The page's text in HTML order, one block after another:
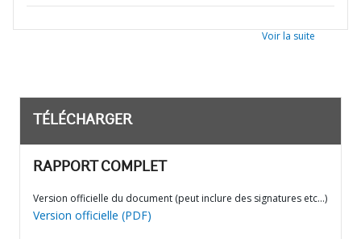
Voir la suite
TÉLÉCHARGER
RAPPORT COMPLET
Version officielle du document (peut inclure des signatures etc…)
Version officielle (PDF)